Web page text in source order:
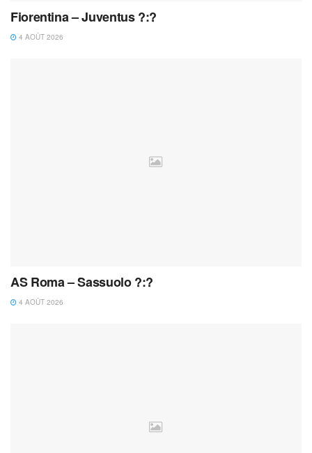
Fiorentina – Juventus ?:?
4 AOÛT 2026
AS Roma – Sassuolo ?:?
4 AOÛT 2026